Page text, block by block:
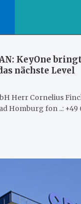
KeyOne
nächste Level
Herr Cornelius
Homburg fon ..: +49